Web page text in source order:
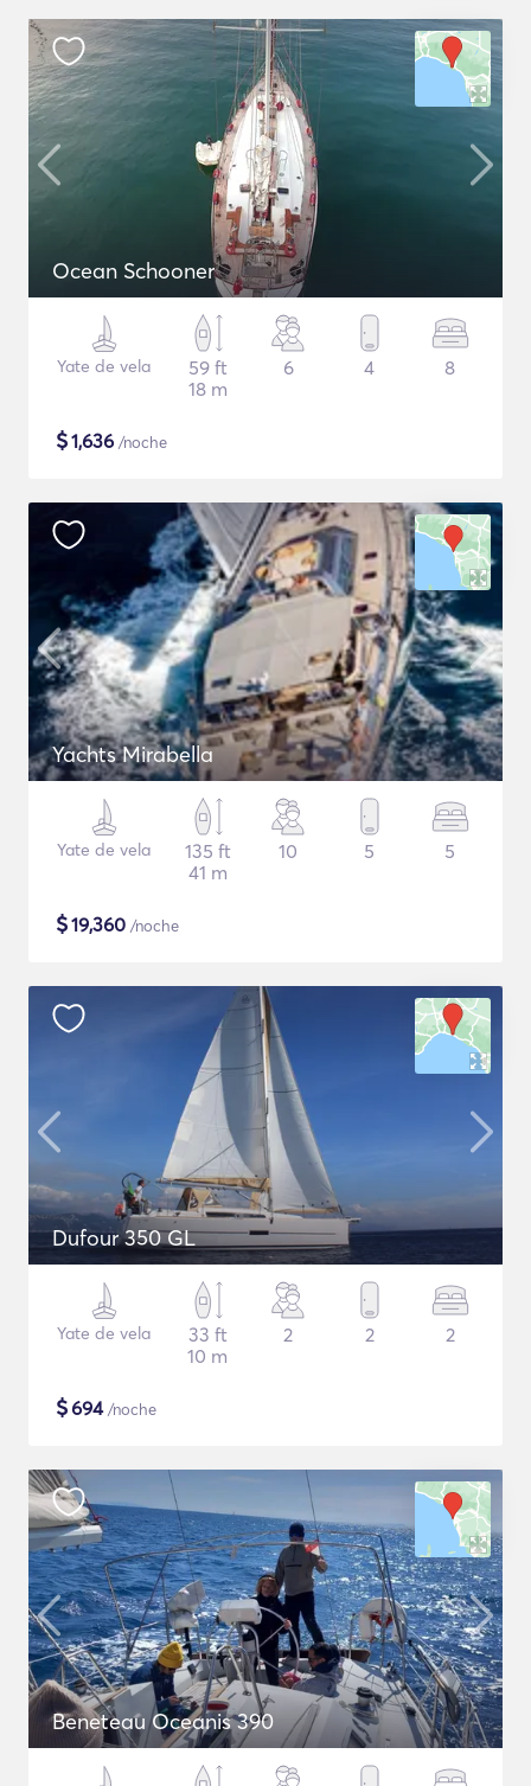
Ocean Schooner
Yate de vela
59 ft
18 m
6 4 8
$1,636 /noche
Yachts Mirabella
Yate de vela
135 ft
41 m
10 5 5
$19,360 /noche
Dufour 350 GL
Yate de vela
33 ft
10 m
2 2 2
$694/noche
Beneteau Oceanis 390